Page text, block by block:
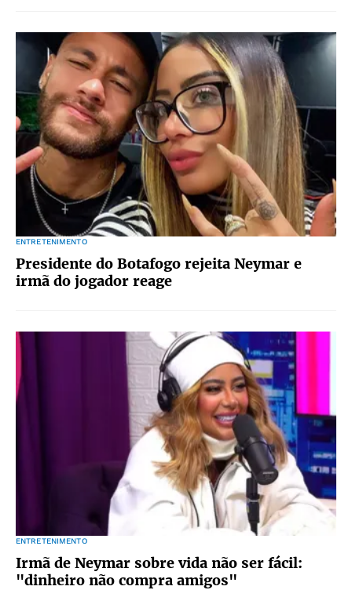
ENTRETENIMENTO
Presidente do Botafogo rejeita Neymar e
irmã do jogador reage
ENTRETENIMENTO
Irmã de Neymar sobre vida não ser fácil:
"dinheiro não compra amigos"